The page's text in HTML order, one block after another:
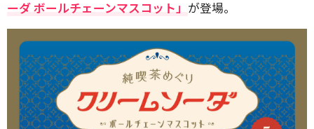
ーダ ボールチェーンマスコット」 が登場。